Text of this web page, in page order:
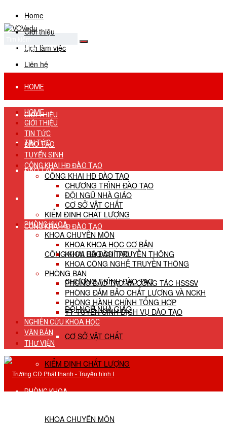
Home
Giới thiệu
Lịch làm việc
Liên hệ
No Result
View All Result
HOME
GIỚI THIỆU
TIN TỨC
ĐÀO TẠO
TUYỂN SINH
CÔNG KHAI HĐ ĐÀO TẠO
CÔNG KHAI HĐ ĐÀO TẠO
CHƯƠNG TRÌNH ĐÀO TẠO
ĐỘI NGŨ NHÀ GIÁO
CƠ SỞ VẬT CHẤT
KIỂM ĐỊNH CHẤT LƯỢNG
PHÒNG KHOA
KHOA CHUYÊN MÔN
HOME
GIỚI THIỆU
TIN TỨC
ĐÀO TẠO
TUYỂN SINH
CÔNG KHAI HĐ ĐÀO TẠO
CÔNG KHAI HĐ ĐÀO TẠO
CHƯƠNG TRÌNH ĐÀO TẠO
ĐỘI NGŨ NHÀ GIÁO
CƠ SỞ VẬT CHẤT
KIỂM ĐỊNH CHẤT LƯỢNG
PHÒNG KHOA
KHOA CHUYÊN MÔN
KHOA KHOA HỌC CƠ BẢN
KHOA BÁO CHÍ TRUYỀN THÔNG
KHOA CÔNG NGHỆ TRUYỀN THÔNG
PHÒNG BAN
PHÒNG ĐÀO TẠO VÀ CÔNG TÁC HSSSV
PHÒNG ĐẢM BẢO CHẤT LƯỢNG VÀ NCKH
PHÒNG HÀNH CHÍNH TỔNG HỢP
TT TUYỂN SINH DỊCH VỤ ĐÀO TẠO
NGHIÊN CỨU KHOA HỌC
VĂN BẢN
THƯ VIỆN